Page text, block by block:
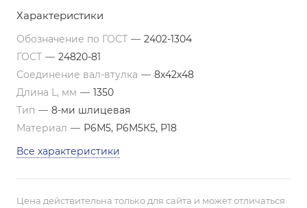
Характеристики
Обозначение по ГОСТ — 2402-1304
ГОСТ — 24820-81
Соединение вал-втулка — 8х42х48
Длина L, мм — 1350
Тип — 8-ми шлицевая
Материал — Р6М5, Р6М5К5, Р18
Все характеристики
Цена действительна только для сайта и может отличаться